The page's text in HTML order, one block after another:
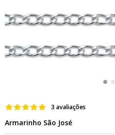
3 avaliações
Armarinho São José